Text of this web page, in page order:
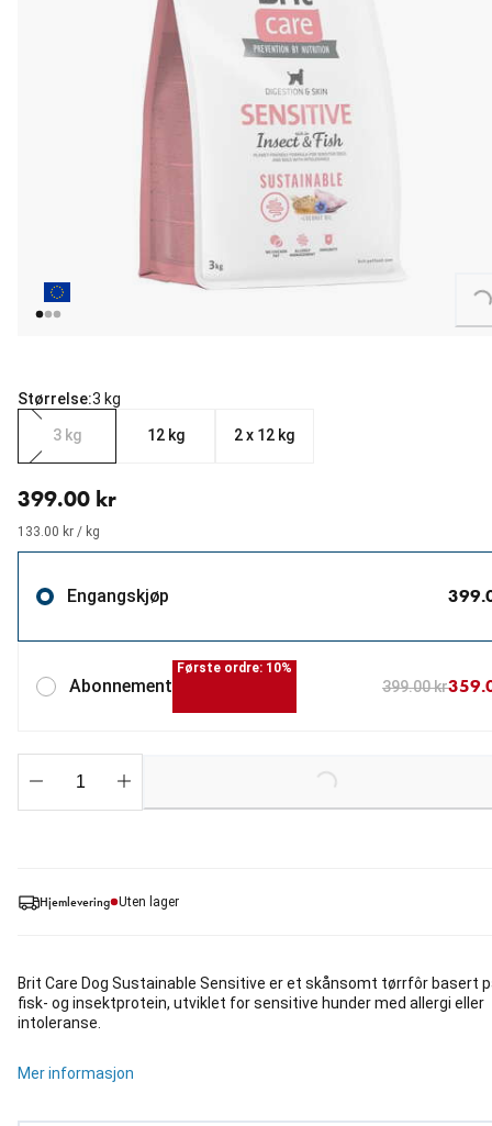
Loading...
Hjemlevering Uten lager
Brit Care Dog Sustainable Sensitive er et skånsomt tørrfôr basert
fisk- og insektprotein, utviklet for sensitive hunder med allergi eller
intoleranse.
Mer informasjon
Størrelse:3 kg
3 kg 12 kg 2 x 12 kg
399.00 kr
133.00 kr / kg
Engangskjøp
Abonnement
Første ordre: 10%
399.00 kr
Loading...